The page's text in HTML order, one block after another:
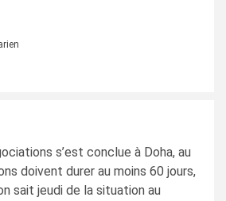
s’est conclue à Doha, au
doivent durer au moins 60 jours,
sait jeudi de la situation au